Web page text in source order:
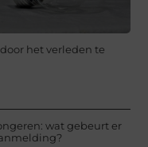
het verleden te
wat gebeurt er